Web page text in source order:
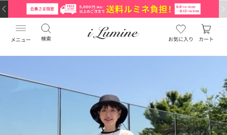
メニュー 検索 お気に入り カート